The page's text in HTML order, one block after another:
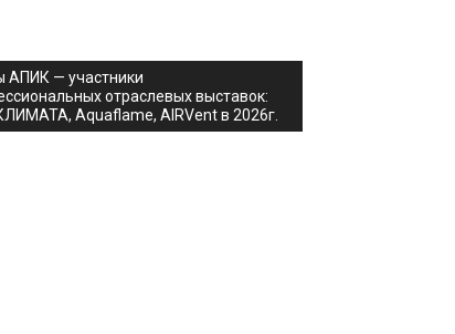
АПИК — участники
отраслевых выставок:
Aquaflame, AIRVent в 2026г.